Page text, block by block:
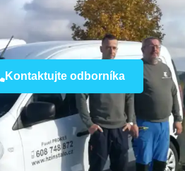
Kontaktujte odborníka